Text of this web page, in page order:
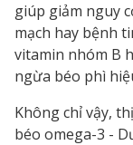
giúp giảm nguy
mạch hay bệnh
vitamin nhóm B
ngừa béo phì
Không chỉ vậy,
béo omega-3 -